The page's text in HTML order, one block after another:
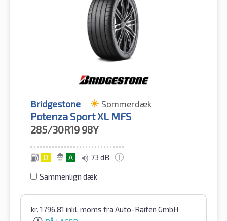
Bridgestone Sommerdæk
Potenza Sport XL MFS
285/30R19 98Y
D A 73 dB
Sammenlign dæk
kr. 1796.81 inkl. moms fra Auto-Raifen GmbH